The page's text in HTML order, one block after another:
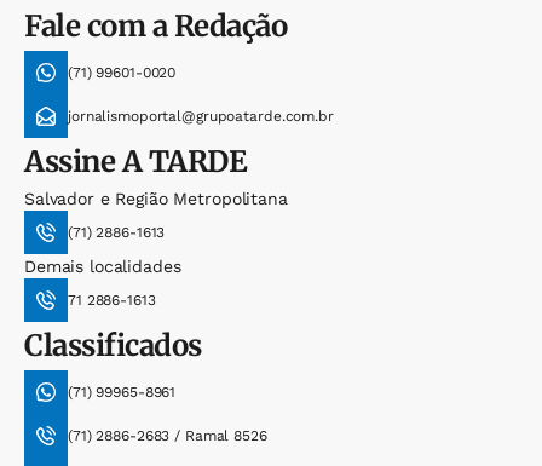
Fale com a Redação
(71) 99601-0020
jornalismoportal@grupoatarde.com.br
AssineA TARDE
Salvador e Região Metropolitana
(71) 2886-1613
Demais localidades
71 2886-1613
Classificados
(71) 99965-8961
(71) 2886-2683 / Ramal 8526